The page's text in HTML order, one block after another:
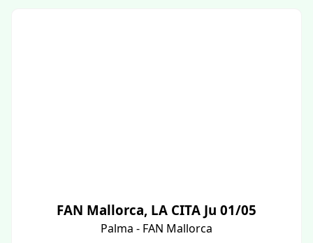
FAN Mallorca, LA CITA Ju 01/05
Palma - FAN Mallorca